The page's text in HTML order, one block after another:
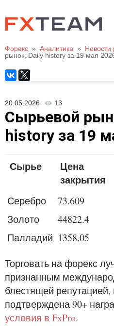
Форекс » Аналитика » Новости
рынок, Daily history за 19 мая
20.05.2026 13
Сырьевой
history за 19
Сырье
Цена
закрытия
Серебро 73.609
Золото
44822.4
Палладий 1358.05
Торговать на форекс
признанным
блестящей репутацией,
подтверждена 90+
условия в FxPro.